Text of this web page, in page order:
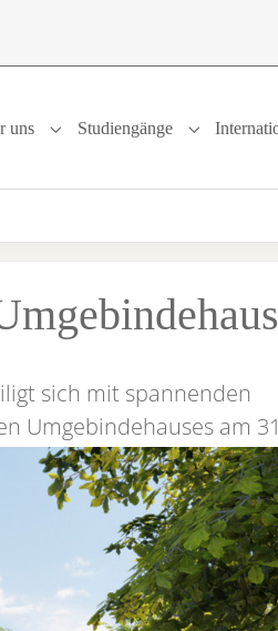
uns
Submenu for "Über uns"
Studiengänge
Submenu
sich mit spannenden
Umgebindehauses am